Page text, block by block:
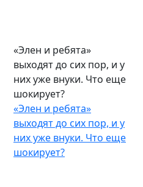
«Элен и ребята»
выходят до сих пор, и у
них уже внуки. Что еще
шокирует?
«Элен и ребята»
выходят до сих пор, и у
них уже внуки. Что еще
шокирует?